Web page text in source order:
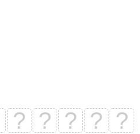
? ? ? ? ?